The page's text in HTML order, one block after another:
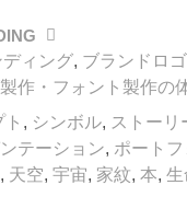
“円
相
か
始
ま
る。
ィング, ブランドロ
作・フォント製作の
, シンボル, ストーリ
テーション, ポートフ
, 天空, 宇宙, 家紋, 本, 生